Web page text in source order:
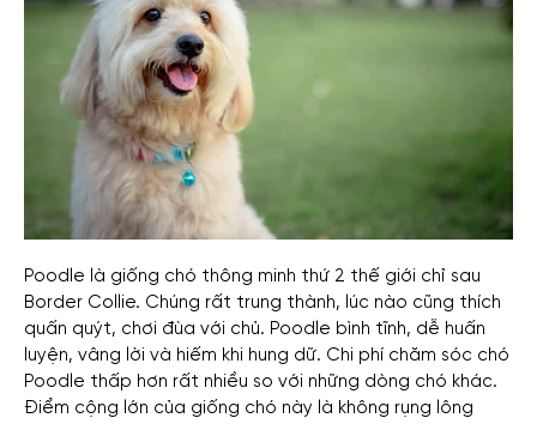
Poodle là giống chó thông minh thứ 2 thế giới chỉ sau
Border Collie. Chúng rất trung thành, lúc nào cũng thích
quấn quýt, chơi đùa với chủ. Poodle bình tĩnh, dễ huấn
luyện, vâng lời và hiếm khi hung dữ. Chi phí chăm sóc chó
Poodle thấp hơn rất nhiều so với những dòng chó khác.
Điểm cộng lớn của giống chó này là không rụng lông